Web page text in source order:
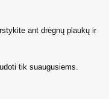
ant drėgnų plaukų ir
tik suaugusiems.